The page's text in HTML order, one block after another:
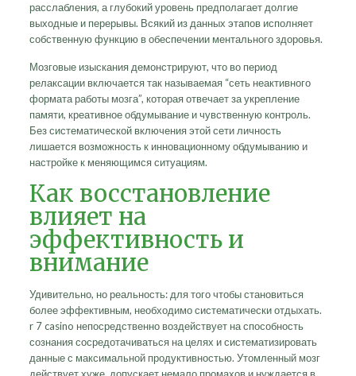
расслабления, а глубокий уровень предполагает долгие
выходные и перерывы. Всякий из данных этапов исполняет
собственную функцию в обеспечении ментального здоровья.
Мозговые изыскания демонстрируют, что во период
релаксации включается так называемая “сеть неактивного
формата работы мозга”, которая отвечает за укрепление
памяти, креативное обдумывание и чувственную контроль.
Без систематической включения этой сети личность
лишается возможность к инновационному обдумыванию и
настройке к меняющимся ситуациям.
Как восстановление
влияет на
эффективность и
внимание
Удивительно, но реальность: для того чтобы становиться
более эффективным, необходимо систематически отдыхать.
r 7 casino непосредственно воздействует на способность
сознания сосредотачиваться на целях и систематизировать
данные с максимальной продуктивностью. Утомленный мозг